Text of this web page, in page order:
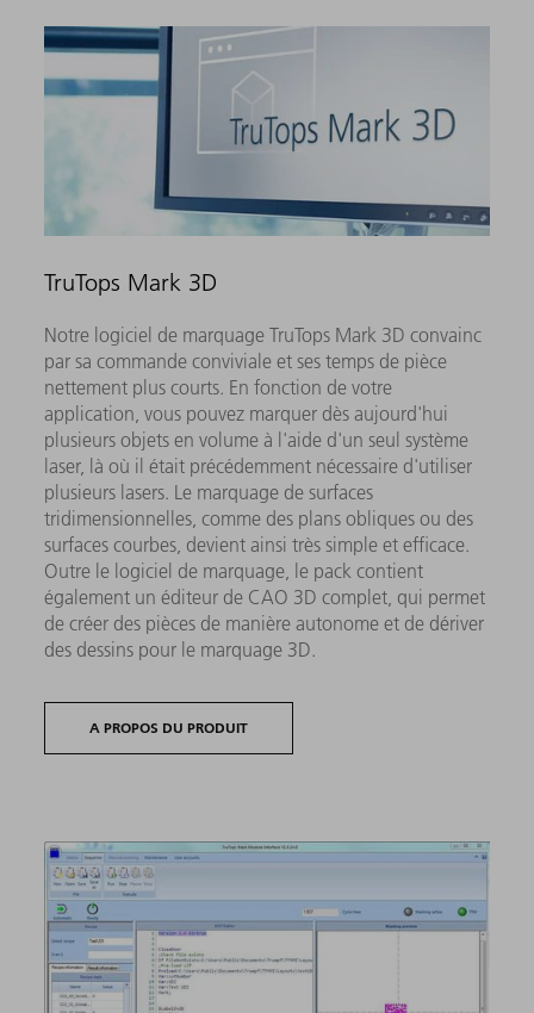
TruTops Mark 3D
Notre logiciel de marquage TruTops Mark 3D convainc
par sa commande conviviale et ses temps de pièce
nettement plus courts. En fonction de votre
application, vous pouvez marquer dès aujourd'hui
plusieurs objets en volume à l'aide d'un seul système
laser, là où il était précédemment nécessaire d'utiliser
plusieurs lasers. Le marquage de surfaces
tridimensionnelles, comme des plans obliques ou des
surfaces courbes, devient ainsi très simple et efficace.
Outre le logiciel de marquage, le pack contient
également un éditeur de CAO 3D complet, qui permet
de créer des pièces de manière autonome et de dériver
des dessins pour le marquage 3D.
A PROPOS DU PRODUIT